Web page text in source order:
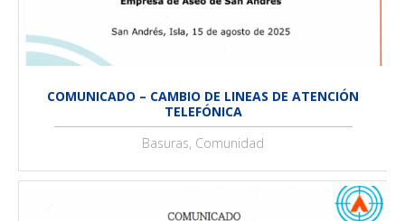
COMUNICADO – CAMBIO DE LINEAS DE ATENCIÓN
TELEFÓNICA
Basuras, Comunidad